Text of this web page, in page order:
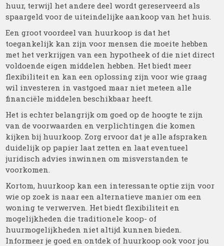
huur, terwijl het andere deel wordt gereserveerd als
spaargeld voor de uiteindelijke aankoop van het huis.
Een groot voordeel van huurkoop is dat het
toegankelijk kan zijn voor mensen die moeite hebben
met het verkrijgen van een hypotheek of die niet direct
voldoende eigen middelen hebben. Het biedt meer
flexibiliteit en kan een oplossing zijn voor wie graag
wil investeren in vastgoed maar niet meteen alle
financiële middelen beschikbaar heeft.
Het is echter belangrijk om goed op de hoogte te zijn
van de voorwaarden en verplichtingen die komen
kijken bij huurkoop. Zorg ervoor dat je alle afspraken
duidelijk op papier laat zetten en laat eventueel
juridisch advies inwinnen om misverstanden te
voorkomen.
Kortom, huurkoop kan een interessante optie zijn voor
wie op zoek is naar een alternatieve manier om een
woning te verwerven. Het biedt flexibiliteit en
mogelijkheden die traditionele koop- of
huurmogelijkheden niet altijd kunnen bieden.
Informeer je goed en ontdek of huurkoop ook voor jou